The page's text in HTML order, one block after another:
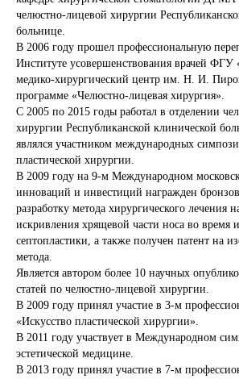
челюстно-лицевой хирургии
больнице.
В 2006 году прошел профессиональную
Институте усовершенствования врачей
медико-хирургический центр им. Н. И.
программе «Челюстно-лицевая хирургия».
С 2005 по 2015 годы работал в отделении
хирургии Республиканской клинической
являлся участником международных
пластической хирургии.
В 2009 году на 9-м Международном
инноваций и инвестиций награжден
разработку метода хирургического лечения
искривления хрящевой части носа во время
септопластики, а также получен патент на
метода.
Является автором более 10 научных
статей по челюстно-лицевой хирургии.
В 2009 году принял участие в 3-м
«Искусство пластической хирургии».
В 2011 году участвует в Международном
эстетической медицине.
В 2013 году принял участие в 7-м